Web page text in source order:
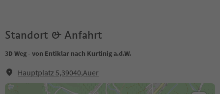
Standort & Anfahrt
3D Weg - von Entiklar nach Kurtinig a.d.W.
Hauptplatz 5,39040,Auer